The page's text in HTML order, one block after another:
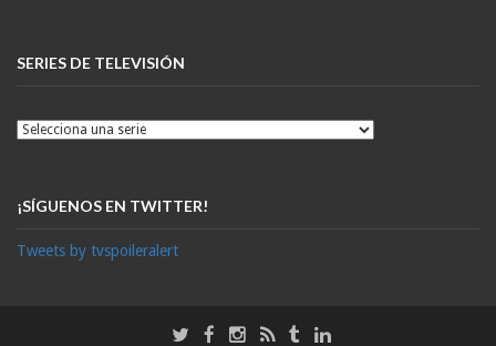
SERIES DE TELEVISIÓN
¡SÍGUENOS EN TWITTER!
Tweets by tvspoileralert